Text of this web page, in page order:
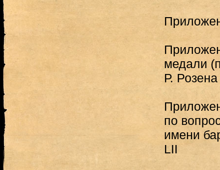
медали
Р.
по
имени
LII